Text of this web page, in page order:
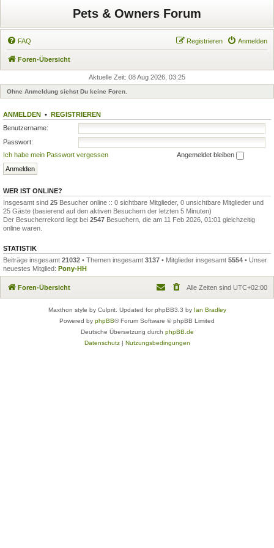
Pets & Owners Forum
FAQ Anmelden
Registrieren
Foren-Übersicht
Aktuelle Zeit: 08 Aug 2026, 03:25
Ohne Anmeldung siehst Du keine Foren.
ANMELDEN • REGISTRIEREN
Benutzername:
Passwort:
Ich habe mein Passwort vergessen
Angemeldet bleiben
WER IST ONLINE?
Insgesamt sind 25 Besucher online :: 0 sichtbare Mitglieder, 0 unsichtbare Mitglieder und
25 Gäste (basierend auf den aktiven Besuchern der letzten 5 Minuten)
Der Besucherrekord liegt bei 2547 Besuchern, die am 11 Feb 2026, 01:01 gleichzeitig
online waren.
STATISTIK
Beiträge insgesamt 21032 • Themen insgesamt 3137 • Mitglieder insgesamt 5554 • Unser
neuestes Mitglied: Pony-HH
Foren-Übersicht Alle Zeiten sind UTC+02:00
Maxthon style by Culprit. Updated for phpBB3.3 by Ian Bradley
Powered by phpBB® Forum Software © phpBB Limited
Deutsche Übersetzung durch phpBB.de
Datenschutz| Nutzungsbedingungen